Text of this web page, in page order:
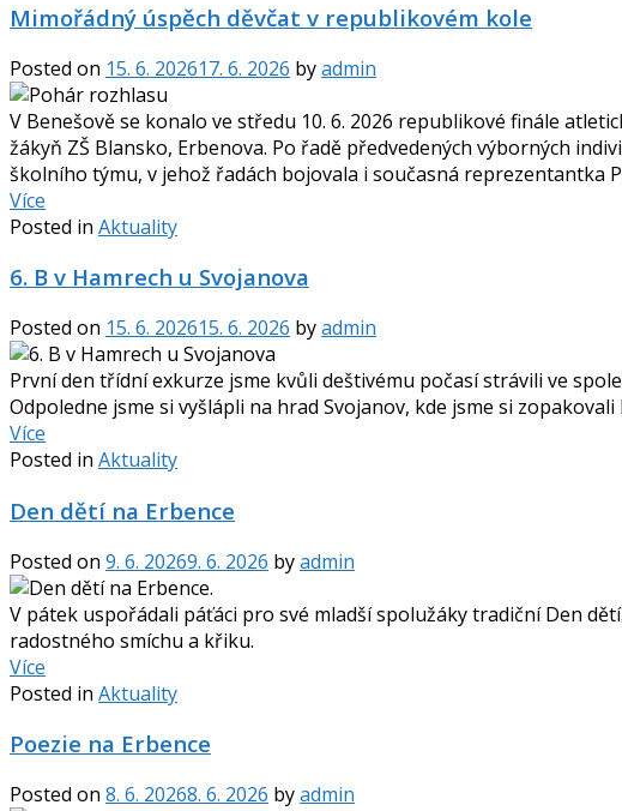
Mimořádný úspěch děvčat v republikovém kole
Posted on 15. 6. 202617. 6. 2026 byadmin
V Benešově se konalo ve středu 10. 6. 2026 republikové finále
žákyň ZŠ Blansko, Erbenova. Po řadě předvedených výborných
školního týmu, v jehož řadách bojovala i současná reprezentantka
Více
Posted in Aktuality
6. B v Hamrech u Svojanova
Posted on 15. 6. 202615. 6. 2026 byadmin
První den třídní exkurze jsme kvůli deštivému počasí strávili ve
Odpoledne jsme si vyšlápli na hrad Svojanov, kde jsme si
Více
Posted in Aktuality
Den dětí na Erbence
Posted on 9. 6. 20269. 6. 2026 byadmin
V pátek uspořádali páťáci pro své mladší spolužáky tradiční Den
radostného smíchu a křiku.
Více
Posted in Aktuality
Poezie na Erbence
Posted on 8. 6. 20268. 6. 2026 byadmin